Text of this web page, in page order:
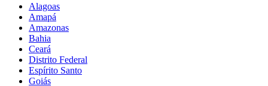
Alagoas
Amapá
Amazonas
Bahia
Ceará
Distrito Federal
Espírito Santo
Goiás